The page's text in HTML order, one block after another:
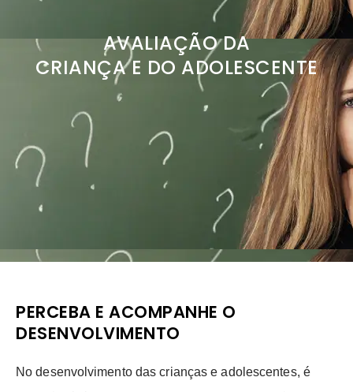
AVALIAÇÃO DA
CRIANÇA E DO ADOLESCENTE
PERCEBA E ACOMPANHE O
DESENVOLVIMENTO
No desenvolvimento das crianças e adolescentes, é